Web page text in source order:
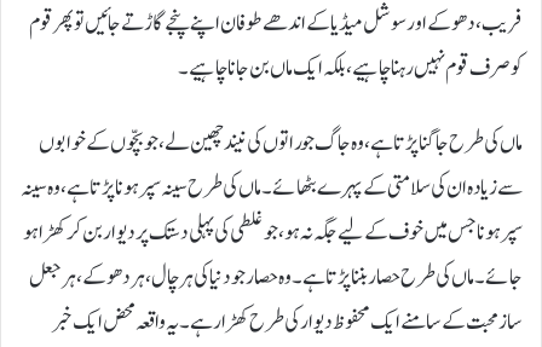
فریب، دھوکے اور سوشل میڈیا کے اندھے طوفان اپنے پنجے گاڑتے جائیں تو پھر قوم
کو صرف قوم نہیں رہنا چاہیے، بلکہ ایک ماں بن جانا چاہیے۔
ماں کی طرح جاگنا پڑتا ہے، وہ جاگ جو راتوں کی نیند چھین لے، جو بچّوں کے خوابوں
سے زیادہ ان کی سلامتی کے پہرے بٹھائے۔ ماں کی طرح سینہ سپر ہونا پڑتا ہے، وہ سینہ
سپر ہونا جس میں خوف کے لیے جگہ نہ ہو، جو غلطی کی پہلی دستک پر دیوار بن کر کھڑا ہو
جائے۔ ماں کی طرح حصار بننا پڑتا ہے۔ وہ حصار جو دنیا کی ہر چال، ہر دھوکے، ہر جعل
ساز محبت کے سامنے ایک محفوظ دیوار کی طرح کھڑا رہے۔ یہ واقعہ محض ایک خبر